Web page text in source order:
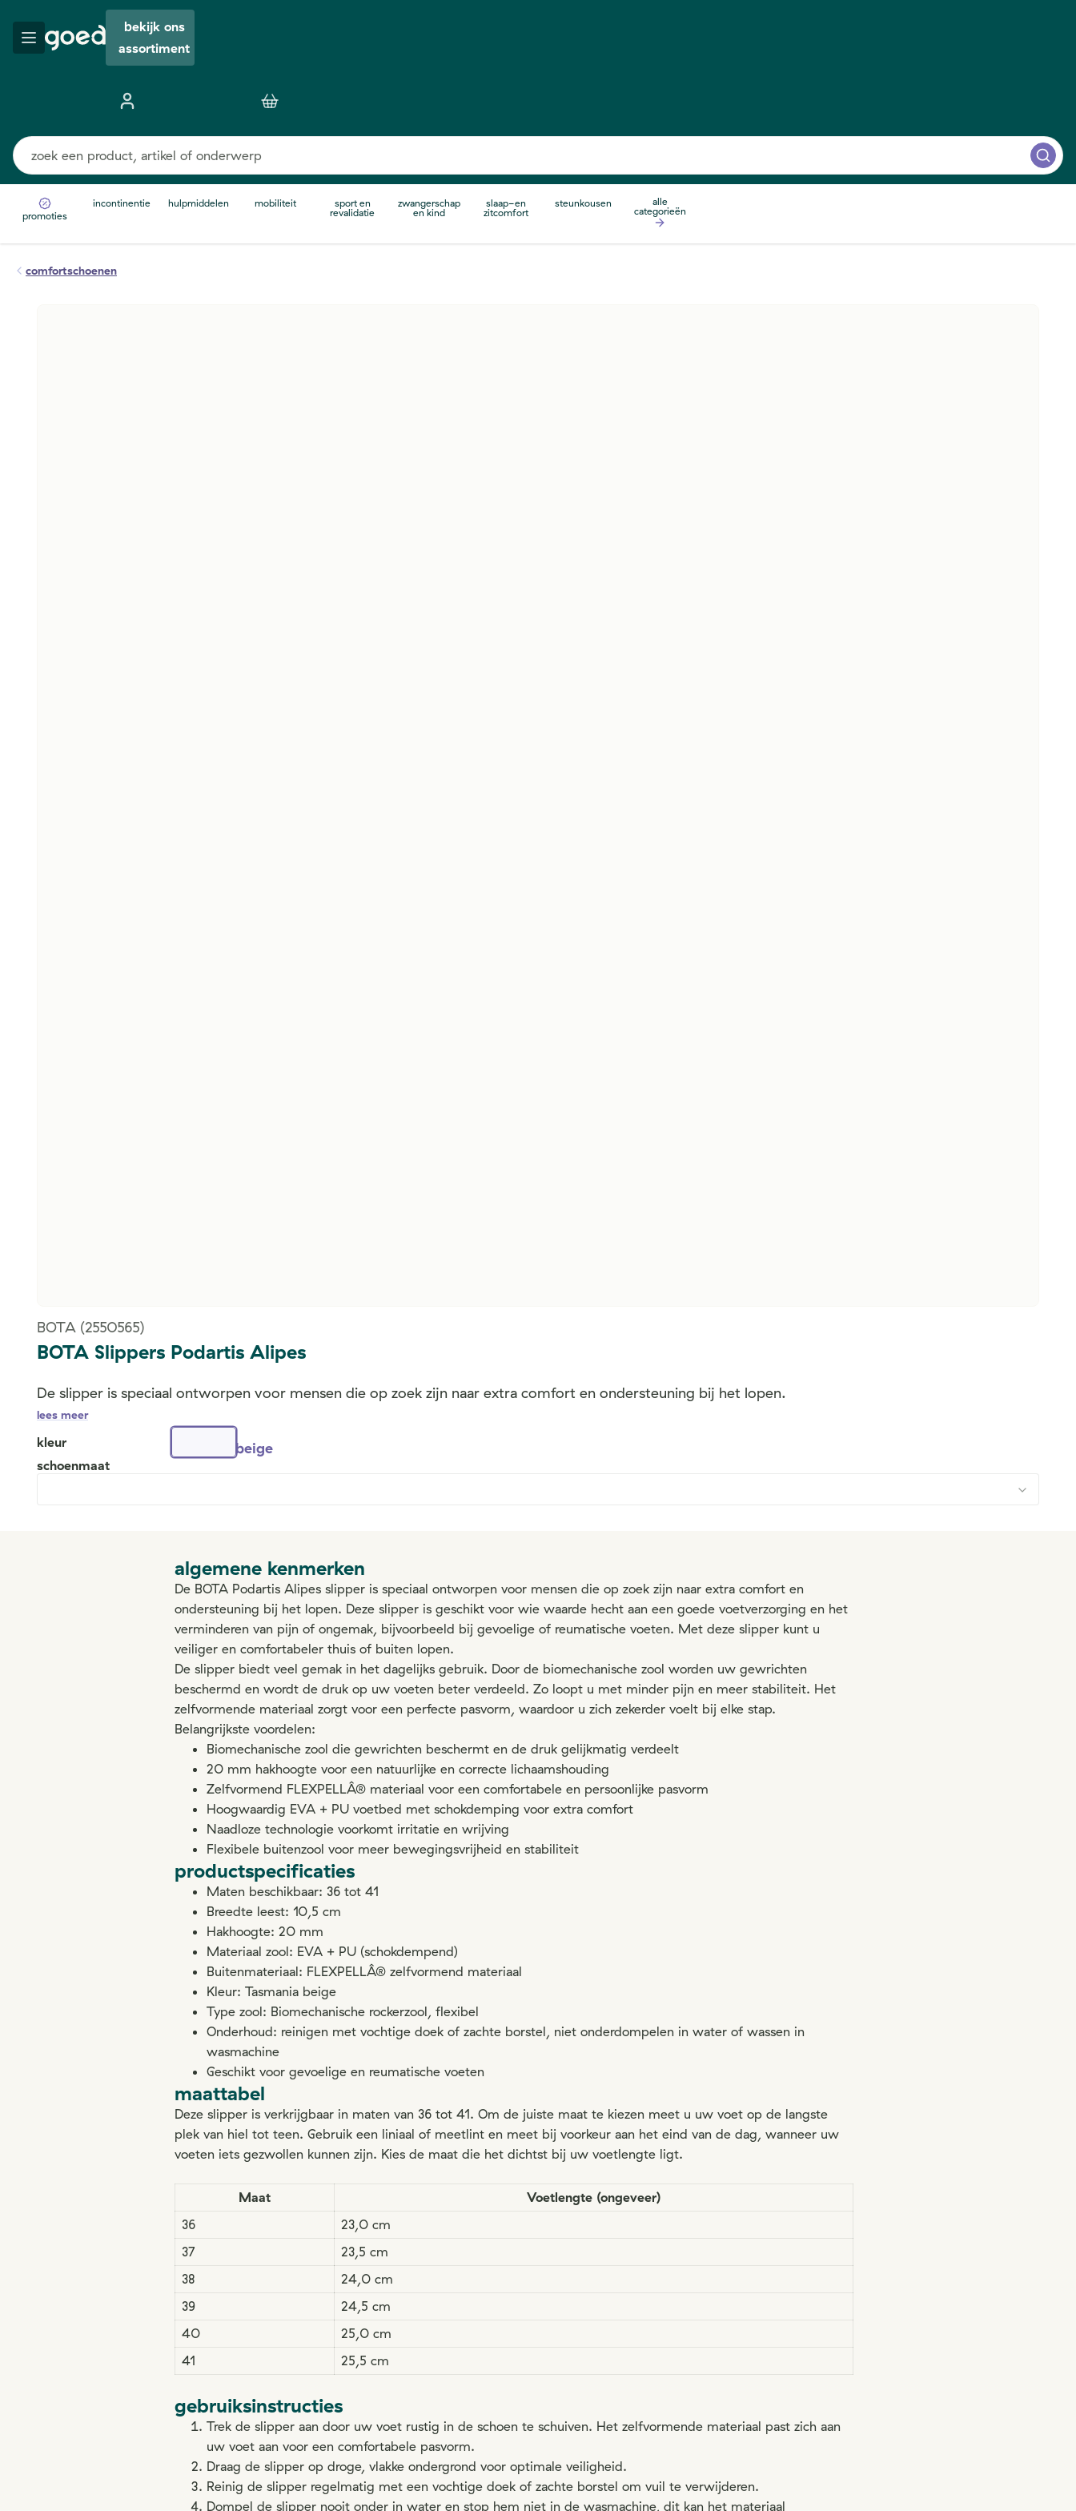
bekijk ons
assortiment
promoties
incontinentie hulpmiddelen mobiliteit
sport en
revalidatie
zwangerschap
en kind
slaap-en
zitcomfort
steunkousen
alle
categorieën
comfortschoenen
BOTA (2550565)
BOTA Slippers Podartis Alipes
De slipper is speciaal ontworpen voor mensen die op zoek zijn naar extra comfort en ondersteuning bij het lopen.
lees meer
kleur beige
schoenmaat
algemene kenmerken
De BOTA Podartis Alipes slipper is speciaal ontworpen voor mensen die op zoek zijn naar extra comfort en
ondersteuning bij het lopen. Deze slipper is geschikt voor wie waarde hecht aan een goede voetverzorging en het
verminderen van pijn of ongemak, bijvoorbeeld bij gevoelige of reumatische voeten. Met deze slipper kunt u
veiliger en comfortabeler thuis of buiten lopen.
De slipper biedt veel gemak in het dagelijks gebruik. Door de biomechanische zool worden uw gewrichten
beschermd en wordt de druk op uw voeten beter verdeeld. Zo loopt u met minder pijn en meer stabiliteit. Het
zelfvormende materiaal zorgt voor een perfecte pasvorm, waardoor u zich zekerder voelt bij elke stap.
Belangrijkste voordelen:
Biomechanische zool die gewrichten beschermt en de druk gelijkmatig verdeelt
20 mm hakhoogte voor een natuurlijke en correcte lichaamshouding
Zelfvormend FLEXPELLÂ® materiaal voor een comfortabele en persoonlijke pasvorm
Hoogwaardig EVA + PU voetbed met schokdemping voor extra comfort
Naadloze technologie voorkomt irritatie en wrijving
Flexibele buitenzool voor meer bewegingsvrijheid en stabiliteit
productspecificaties
Maten beschikbaar: 36 tot 41
Breedte leest: 10,5 cm
Hakhoogte: 20 mm
Materiaal zool: EVA + PU (schokdempend)
Buitenmateriaal: FLEXPELLÂ® zelfvormend materiaal
Kleur: Tasmania beige
Type zool: Biomechanische rockerzool, flexibel
Onderhoud: reinigen met vochtige doek of zachte borstel, niet onderdompelen in water of wassen in
wasmachine
Geschikt voor gevoelige en reumatische voeten
maattabel
Deze slipper is verkrijgbaar in maten van 36 tot 41. Om de juiste maat te kiezen meet u uw voet op de langste
plek van hiel tot teen. Gebruik een liniaal of meetlint en meet bij voorkeur aan het eind van de dag, wanneer uw
voeten iets gezwollen kunnen zijn. Kies de maat die het dichtst bij uw voetlengte ligt.
Maat
Voetlengte (ongeveer)
36
23,0 cm
37
23,5 cm
38
24,0 cm
39
24,5 cm
40
25,0 cm
41
25,5 cm
gebruiksinstructies
Trek de slipper aan door uw voet rustig in de schoen te schuiven. Het zelfvormende materiaal past zich aan
uw voet aan voor een comfortabele pasvorm.
Draag de slipper op droge, vlakke ondergrond voor optimale veiligheid.
Reinig de slipper regelmatig met een vochtige doek of zachte borstel om vuil te verwijderen.
Dompel de slipper nooit onder in water en stop hem niet in de wasmachine, dit kan het materiaal